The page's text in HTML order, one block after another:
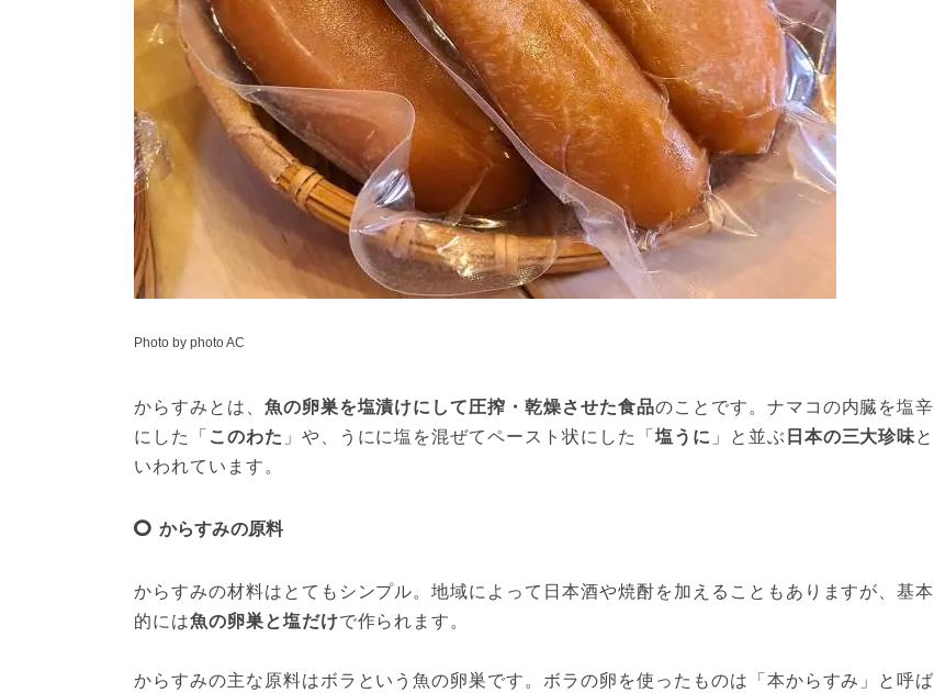
Photo by photo AC
からすみとは、 魚の卵巣を塩漬けにして圧搾・乾燥させた食品のことです。ナマコの内臓を塩辛
にした「 このわた 」や、うにに塩を混ぜてペースト状にした「 塩うに 」と並ぶ 日本の三大珍味と
いわれています。
からすみの原料
からすみの材料はとてもシンプル。地域によって日本酒や焼酎を加えることもありますが、基本
的には魚の卵巣と塩だけで作られます。
からすみの主な原料はボラという魚の卵巣です。ボラの卵を使ったものは「本からすみ」と呼ば